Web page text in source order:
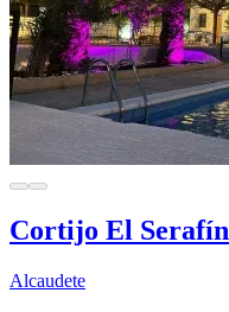
Cortijo El Serafín
Alcaudete